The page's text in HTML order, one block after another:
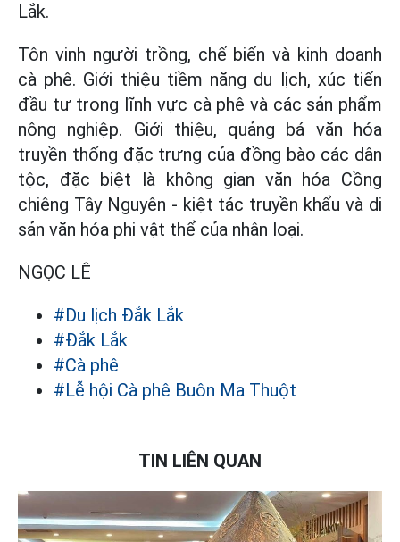
Lắk.
Tôn vinh người trồng, chế biến và kinh doanh
cà phê. Giới thiệu tiềm năng du lịch, xúc tiến
đầu tư trong lĩnh vực cà phê và các sản phẩm
nông nghiệp. Giới thiệu, quảng bá văn hóa
truyền thống đặc trưng của đồng bào các dân
tộc, đặc biệt là không gian văn hóa Cồng
chiêng Tây Nguyên - kiệt tác truyền khẩu và di
sản văn hóa phi vật thể của nhân loại.
NGỌC LÊ
#Du lịch Đắk Lắk
#Đắk Lắk
#Cà phê
#Lễ hội Cà phê Buôn Ma Thuột
TIN LIÊN QUAN